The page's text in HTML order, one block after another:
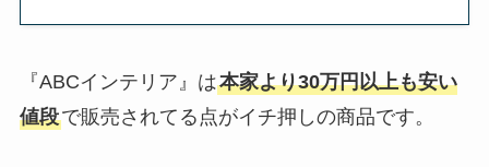
『ABCインテリア』は本家より30万円以上も安い
値段で販売されてる点がイチ押しの商品です。